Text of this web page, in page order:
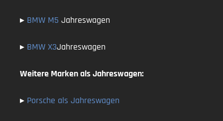
▸ BMW M5 Jahreswagen
▸ BMW X3Jahreswagen
Weitere Marken als Jahreswagen:
▸ Porsche als Jahreswagen